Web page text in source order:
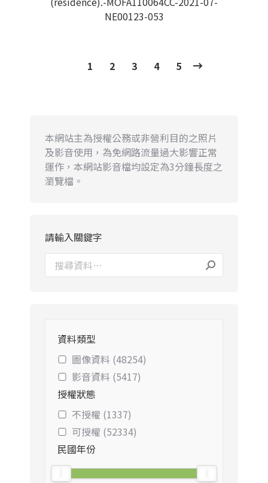
NE00123-053
1 2 3 4 5
本網站主為授權公務或非營利目的之照片
及影音使用，為免網路流量過大影響正常
運作，本網站影音檔均設定為3分鐘長度之
瀏覽檔。
請輸入關鍵字
資料類型
圖像資料 (48254)
影音資料 (5417)
授權狀態
不授權 (1337)
可授權 (52334)
民國年份